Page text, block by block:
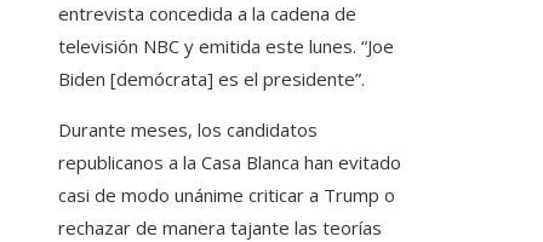
entrevista concedida a la cadena de
televisión NBC y emitida este lunes. “Joe
Biden [demócrata] es el presidente”.
Durante meses, los candidatos
republicanos a la Casa Blanca han evitado
casi de modo unánime criticar a Trump o
rechazar de manera tajante las teorías